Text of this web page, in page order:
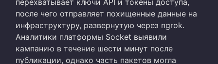
после чего отправляет похищенные данные на
инфраструктуру, развернутую через ngrok.
Аналитики платформы Socket выявили
кампанию в течение шести минут после
публикации, однако часть пакетов могла